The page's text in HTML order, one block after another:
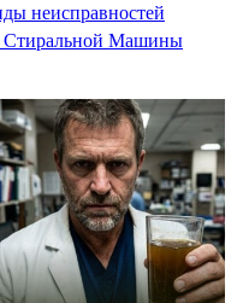
неисправностей
Стиральной Машины